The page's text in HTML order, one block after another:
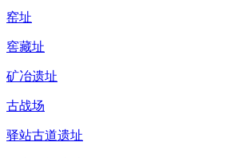
窑址
窖藏址
矿冶遗址
古战场
驿站古道遗址